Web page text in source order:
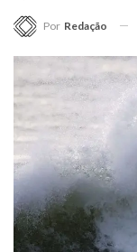
Por Redação